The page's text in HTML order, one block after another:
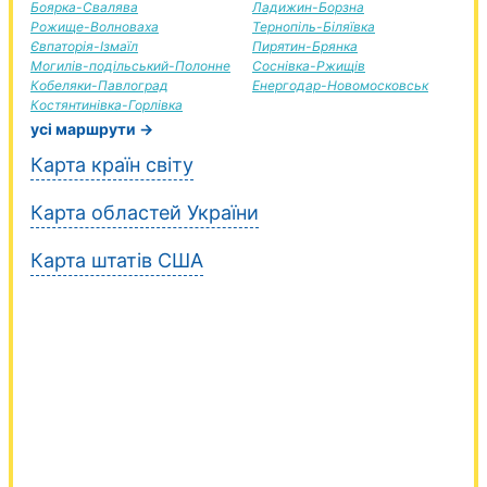
Боярка-Свалява
Рожище-Волноваха
Євпаторія-Ізмаїл
Могилів-подільський-Полонне
Кобеляки-Павлоград
Костянтинівка-Горлівка
Ладижин-Борзна
Тернопіль-Біляївка
Пирятин-Брянка
Соснівка-Ржищів
Енергодар-Новомосковськ
усі маршрути →
Карта країн світу
Карта областей України
Карта штатів США